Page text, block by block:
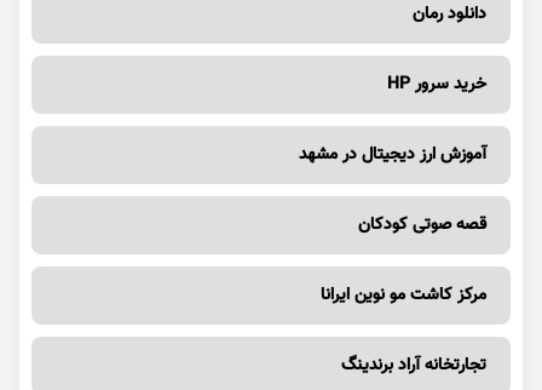
دانلود رمان
خرید سرور HP
آموزش ارز دیجیتال در مشهد
قصه صوتی کودکان
مرکز کاشت مو نوین ایرانا
تجارتخانه آراد برندینگ